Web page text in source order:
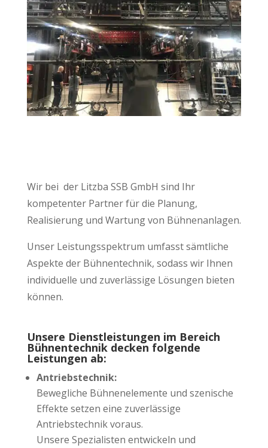
Wir bei der Litzba SSB GmbH sind Ihr
kompetenter Partner für die Planung,
Realisierung und Wartung von Bühnenanlagen.
Unser Leistungsspektrum umfasst sämtliche
Aspekte der Bühnentechnik, sodass wir Ihnen
individuelle und zuverlässige Lösungen bieten
können.
Unsere Dienstleistungen im Bereich
Bühnentechnik decken folgende
Leistungen ab:
Antriebstechnik:
Bewegliche Bühnenelemente und szenische
Effekte setzen eine zuverlässige
Antriebstechnik voraus.
Unsere Spezialisten entwickeln und